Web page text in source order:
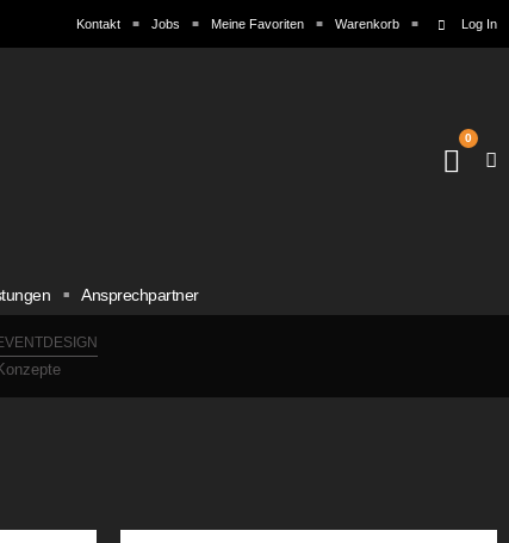
Kontakt Jobs Meine Favoriten Warenkorb Log In
0
Ansprechpartner